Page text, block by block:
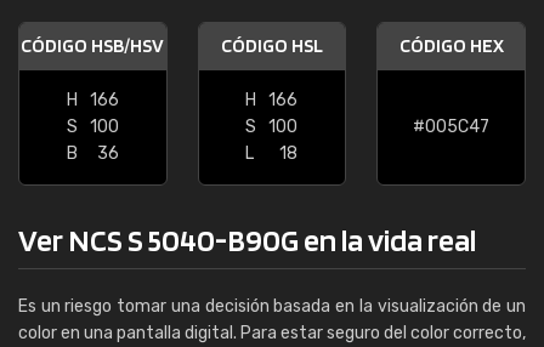
CÓDIGO HSB/HSV
H
166
S
100
B
36
CÓDIGO HSL
H
166
S
100
L
18
CÓDIGO HEX
#005C47
Ver NCS S 5040-B90G en la vida real
Es un riesgo tomar una decisión basada en la visualización de un
color en una pantalla digital. Para estar seguro del color correcto,